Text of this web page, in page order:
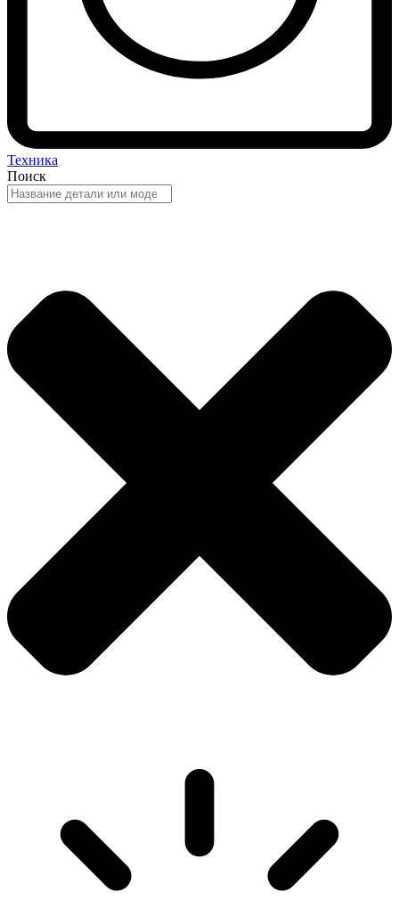
Техника
Поиск